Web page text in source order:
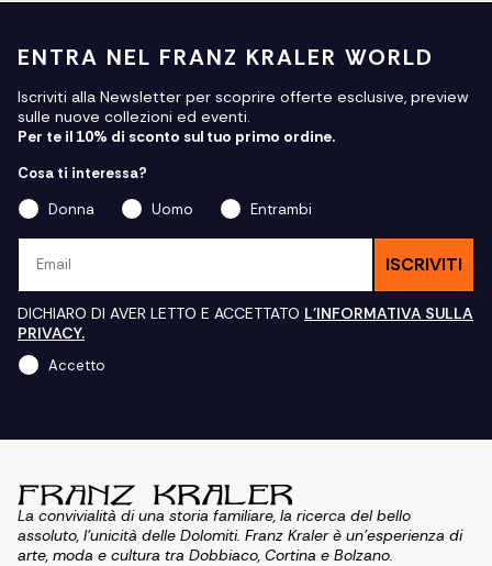
ENTRA NEL FRANZ KRALER WORLD
Iscriviti alla Newsletter per scoprire offerte esclusive, preview
sulle nuove collezioni ed eventi.
Per te il 10% di sconto sul tuo primo ordine.
Cosa ti interessa?
Donna
Uomo
Entrambi
ISCRIVITI
DICHIARO DI AVER LETTO E ACCETTATO L'INFORMATIVA SULLA
PRIVACY.
Accetto
La convivialità di una storia familiare, la ricerca del bello
assoluto, l'unicità delle Dolomiti. Franz Kraler è un'esperienza di
arte, moda e cultura tra Dobbiaco, Cortina e Bolzano.